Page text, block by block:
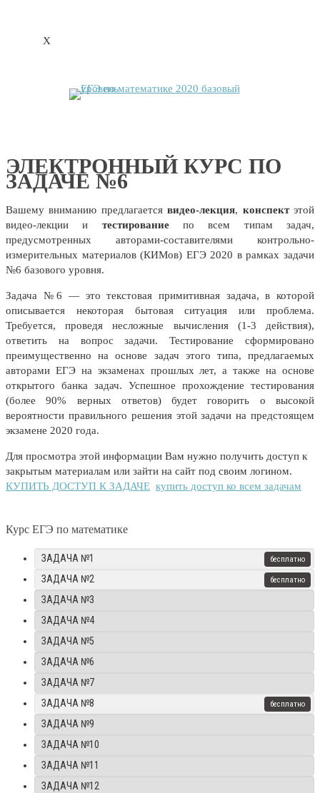
X
ЭЛЕКТРОННЫЙ КУРС ПО
ЗАДАЧЕ №6
Вашему вниманию предлагаетсявидео-лекция, конспектэтой
видео-лекции и тестированиепо всем типам задач,
предусмотренных авторами-составителями контрольно-
измерительных материалов (КИМов) ЕГЭ 2020 в рамках задачи
№6 базового уровня.
Задача №6 — это текстовая примитивная задача, в которой
описывается некоторая бытовая ситуация или проблема.
Требуется, проведя несложные вычисления (1-3 действия),
ответить на вопрос задачи. Тестирование сформировано
преимущественно на основе задач этого типа, предлагаемых
авторами ЕГЭ на экзаменах прошлых лет, а также на основе
открытого банка задач. Успешное прохождение тестирования
(более 90% верных ответов) будет говорить о высокой
вероятности правильного решения этой задачи на предстоящем
экзамене 2020 года.
Для просмотра этой информации Вам нужно получить доступ к
закрытым материалам или зайти на сайт под своим логином.
КУПИТЬ ДОСТУП К ЗАДАЧЕ купить доступ ко всем задачам
Курс ЕГЭ по математике
ЗАДАЧА №1
ЗАДАЧА №2
ЗАДАЧА №3
ЗАДАЧА №4
ЗАДАЧА №5
ЗАДАЧА №6
ЗАДАЧА №7
ЗАДАЧА №8
ЗАДАЧА №9
ЗАДАЧА №10
ЗАДАЧА №11
ЗАДАЧА №12